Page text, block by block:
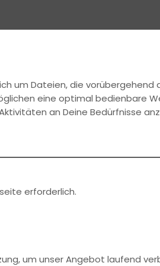
FÜHRERSCHEIN JOBS
(DDG)
um Dateien, die
eine optimal bedienbare
an Deine Bedürfnisse
erforderlich.
um unser Angebot laufend